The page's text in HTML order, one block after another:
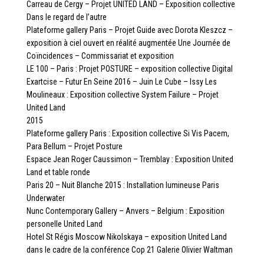
Carreau de Cergy – Projet UNITED LAND – Exposition collective
Dans le regard de l’autre
Plateforme gallery Paris – Projet Guide avec Dorota Kleszcz –
exposition à ciel ouvert en réalité augmentée Une Journée de
Coïncidences – Commissariat et exposition
LE 100 – Paris : Projet POSTURE – exposition collective Digital
Exartcise – Futur En Seine 2016 – Juin Le Cube – Issy Les
Moulineaux : Exposition collective System Failure – Projet
United Land
2015
Plateforme gallery Paris : Exposition collective Si Vis Pacem,
Para Bellum – Projet Posture
Espace Jean Roger Caussimon – Tremblay : Exposition United
Land et table ronde
Paris 20 – Nuit Blanche 2015 : Installation lumineuse Paris
Underwater
Nunc Contemporary Gallery – Anvers – Belgium : Exposition
personelle United Land
Hotel St Régis Moscow Nikolskaya – exposition United Land
dans le cadre de la conférence Cop 21 Galerie Olivier Waltman